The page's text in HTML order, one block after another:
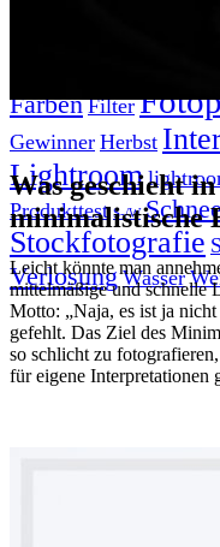
Was geschieht
minimalistische
Leicht könnte man
mittelmäßige und schnelle
Motto: „Naja, es ist ja
gefehlt. Das Ziel des
so schlicht zu
für eigene Interpretationen
Farben Filter
Gewinner Herbst
Lightroom
Produkttest S-/W
Stockfotografie
Verlosung Wasser